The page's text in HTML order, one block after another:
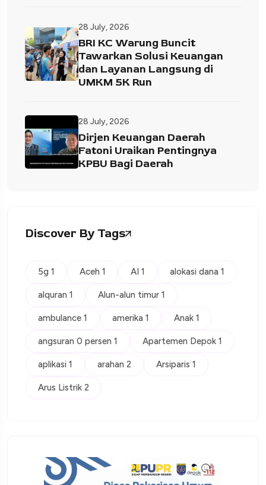
28 July, 2026
BRI KC Warung Buncit
Tawarkan Solusi Keuangan
dan Layanan Langsung di
UMKM 5K Run
28 July, 2026
Dirjen Keuangan Daerah
Fatoni Uraikan Pentingnya
KPBU Bagi Daerah
Discover By Tags
5g 1 Aceh 1 AI 1 alokasi dana 1
alquran 1 Alun-alun timur 1
ambulance 1 amerika 1 Anak 1
angsuran 0 persen 1 Apartemen Depok 1
aplikasi 1 arahan 2 Arsiparis 1
Arus Listrik 2